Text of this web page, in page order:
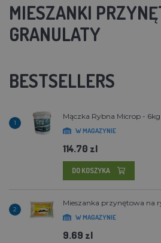
MIESZANKI
GRANULATY
BESTSELLERS
1
Mączka Rybna Microp - 6kg
W MAGAZYNIE
114.70 zl
DO KOSZYKA
2
Mieszanka przynętowa na
W MAGAZYNIE
9.69 zl